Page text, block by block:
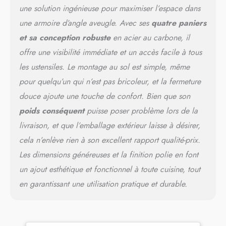
et à droite. Espace de
rangement important : Notre
étagère d'angle aveugle
extractible est équipée de
quatre paniers distincts.
capacité de charge de 26,5
livres. Cette Organiseur
coulissant d'angle aveugle
peut contenir divers
ustensiles tels que des
poêles, des casseroles et des
épices, répondant ainsi à
vos exigences en matière de
capacité de stockage.
Conception des glissières :
Les glissières lisses sont
bien conçues pour faire
une solution ingénieuse pour maximiser l’espace dans
une armoire d’angle aveugle. Avec ses quatre paniers
et sa conception robusteen acier au carbone, il
offre une visibilité immédiate et un accès facile à tous
les ustensiles. Le montage au sol est simple, même
pour quelqu’un qui n’est pas bricoleur, et la fermeture
douce ajoute une touche de confort. Bien que son
poids conséquentpuisse poser problème lors de la
livraison, et que l’emballage extérieur laisse à désirer,
cela n’enlève rien à son excellent rapport qualité-prix.
Les dimensions généreuses et la finition polie en font
un ajout esthétique et fonctionnel à toute cuisine, tout
en garantissant une utilisation pratique et durable.